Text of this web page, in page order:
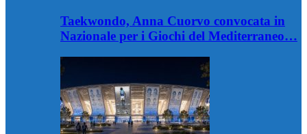
Taekwondo, Anna Cuorvo convocata in
Nazionale per i Giochi del Mediterraneo…